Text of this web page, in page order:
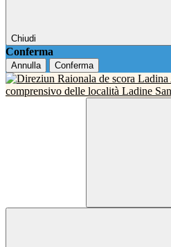
Chiudi
Conferma
Annulla Conferma